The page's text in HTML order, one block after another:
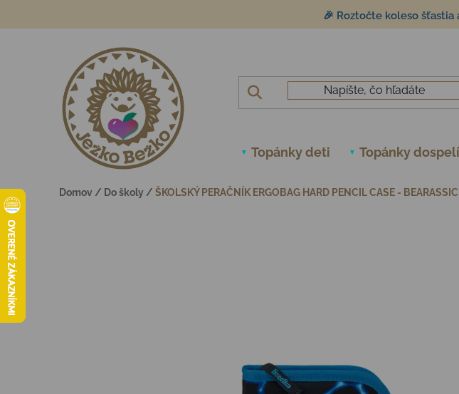
🎉 Roztočte koleso
Topánky deti Topánky dospelí
Domov / Do školy / ŠKOLSKÝ PERAČNÍK ERGOBAG HARD PENCIL CASE - BEARASSIC